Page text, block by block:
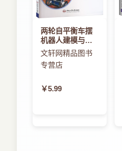
两轮自平衡车摆
机器人建模与控
制方法的研究
文轩网精品图书
专营店
￥5.99